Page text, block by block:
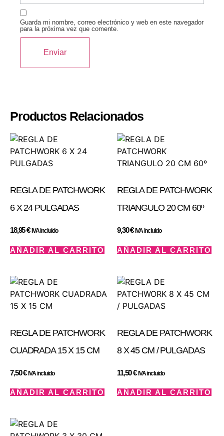
Guarda mi nombre, correo electrónico y web en este navegador
para la próxima vez que comente.
Productos Relacionados
REGLA DE PATCHWORK
6 X 24 PULGADAS
18,95€ IVA incluido
AÑADIR AL CARRITO
REGLA DE PATCHWORK
TRIANGULO 20 CM 60º
9,30€ IVA incluido
AÑADIR AL CARRITO
REGLA DE PATCHWORK
CUADRADA 15 X 15 CM
7,50€ IVA incluido
AÑADIR AL CARRITO
REGLA DE PATCHWORK
8 X 45 CM / PULGADAS
11,50€ IVA incluido
AÑADIR AL CARRITO